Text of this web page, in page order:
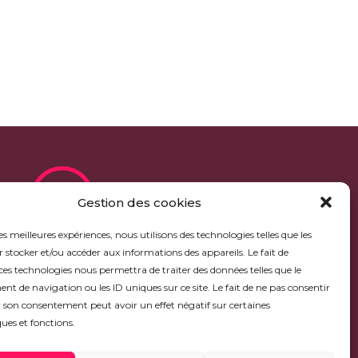
Gestion des cookies
meilleures expériences, nous utilisons des technologies telles que les
stocker et/ou accéder aux informations des appareils. Le fait de
technologies nous permettra de traiter des données telles que le
de navigation ou les ID uniques sur ce site. Le fait de ne pas consentir
son consentement peut avoir un effet négatif sur certaines
et fonctions.
PLAN
D'ACCÈS